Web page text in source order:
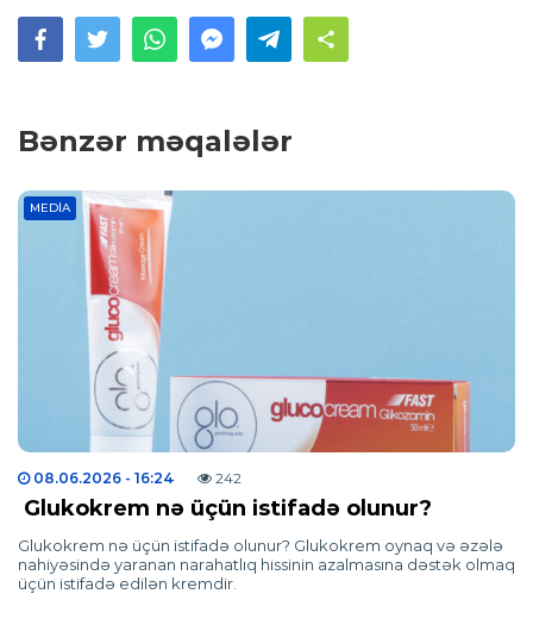
Bənzər məqalələr
MEDIA
08.06.2026 - 16:24 242
Glukokrem nə üçün istifadə olunur?
Glukokrem nə üçün istifadə olunur? Glukokrem oynaq və əzələ
nahiyəsində yaranan narahatlıq hissinin azalmasına dəstək olmaq
üçün istifadə edilən kremdir.